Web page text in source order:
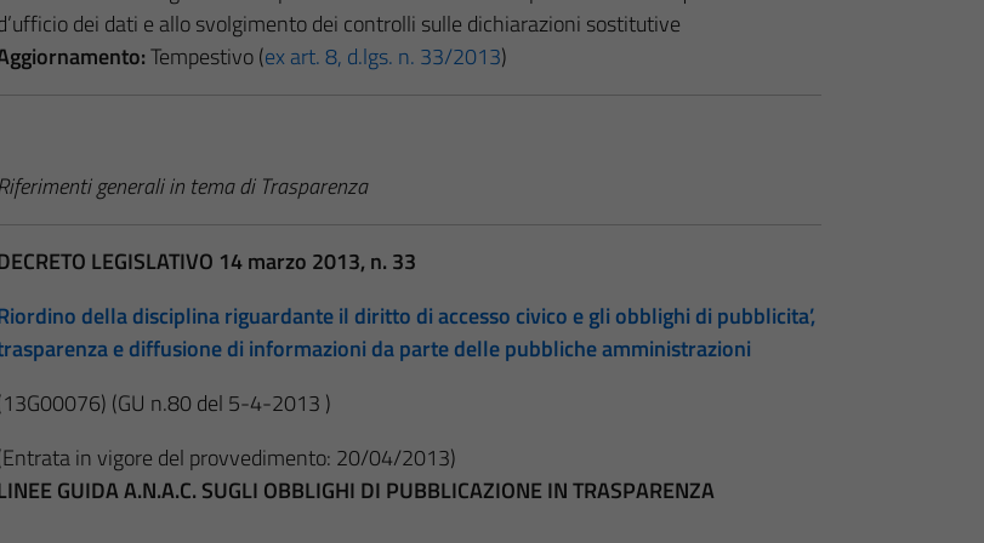
dei dati e allo svolgimento dei controlli sulle dichiarazioni sostitutive
Tempestivo (ex art. 8, d.lgs. n. 33/2013)
generali in tema di Trasparenza
LEGISLATIVO 14 marzo 2013, n. 33
della disciplina riguardante il diritto di accesso civico e gli obblighi di pubblicita’,
e diffusione di informazioni da parte delle pubbliche amministrazioni
(GU n.80 del 5-4-2013 )
in vigore del provvedimento: 20/04/2013)
GUIDA A.N.A.C. SUGLI OBBLIGHI DI PUBBLICAZIONE IN TRASPARENZA